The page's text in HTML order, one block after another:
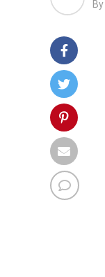
By